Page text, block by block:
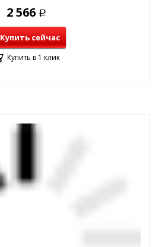
2 566 Р
Купить сейчас
Купить в 1 клик